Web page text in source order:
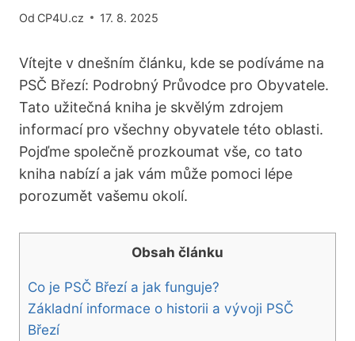
Od CP4U.cz 17. 8. 2025
Vítejte⁢ v ⁢dnešním článku, ⁢kde se podíváme na
PSČ Březí: Podrobný ​Průvodce pro Obyvatele.
Tato užitečná kniha je ⁤skvělým zdrojem
informací pro všechny obyvatele ⁣této oblasti.
‌Pojďme společně prozkoumat vše, ⁢co tato
kniha ⁤nabízí a⁣ jak vám ‌může pomoci lépe
porozumět vašemu okolí.
Obsah článku
Co je ‍PSČ Březí ⁣a jak funguje?
Základní informace o⁢ historii a vývoji⁤ PSČ
Březí